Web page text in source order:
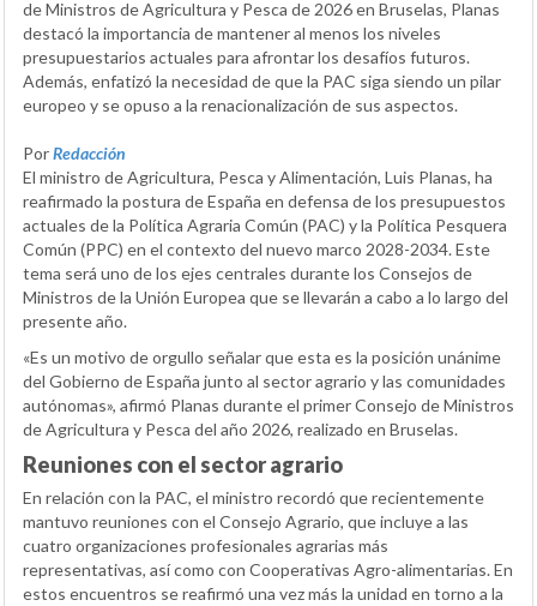
de Ministros de Agricultura y Pesca de 2026 en Bruselas, Planas
destacó la importancia de mantener al menos los niveles
presupuestarios actuales para afrontar los desafíos futuros.
Además, enfatizó la necesidad de que la PAC siga siendo un pilar
europeo y se opuso a la renacionalización de sus aspectos.
PorRedacción
El ministro de Agricultura, Pesca y Alimentación, Luis Planas, ha
reafirmado la postura de España en defensa de los presupuestos
actuales de la Política Agraria Común (PAC) y la Política Pesquera
Común (PPC) en el contexto del nuevo marco 2028-2034. Este
tema será uno de los ejes centrales durante los Consejos de
Ministros de la Unión Europea que se llevarán a cabo a lo largo del
presente año.
«Es un motivo de orgullo señalar que esta es la posición unánime
del Gobierno de España junto al sector agrario y las comunidades
autónomas», afirmó Planas durante el primer Consejo de Ministros
de Agricultura y Pesca del año 2026, realizado en Bruselas.
Reuniones con el sector agrario
En relación con la PAC, el ministro recordó que recientemente
mantuvo reuniones con el Consejo Agrario, que incluye a las
cuatro organizaciones profesionales agrarias más
representativas, así como con Cooperativas Agro-alimentarias. En
estos encuentros se reafirmó una vez más la unidad en torno a la